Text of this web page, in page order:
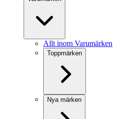
Allt inom Varumärken
Toppmärken
Nya märken